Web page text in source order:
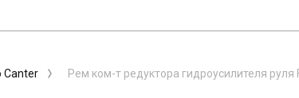
Canter Рем ком-т редуктора гидроусилителя руля